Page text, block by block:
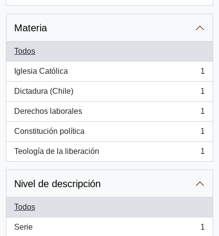
Materia
Todos
Iglesia Católica
, 1 resultados
1
Dictadura (Chile)
, 1 resultados
1
Derechos laborales
, 1 resultados
1
Constitución política
, 1 resultados
1
Teología de la liberación
, 1 resultados
1
Nivel de descripción
Todos
Serie
, 1 resultados
1